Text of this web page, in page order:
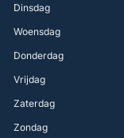
Dinsdag
Woensdag
Donderdag
Vrijdag
Zaterdag
Zondag